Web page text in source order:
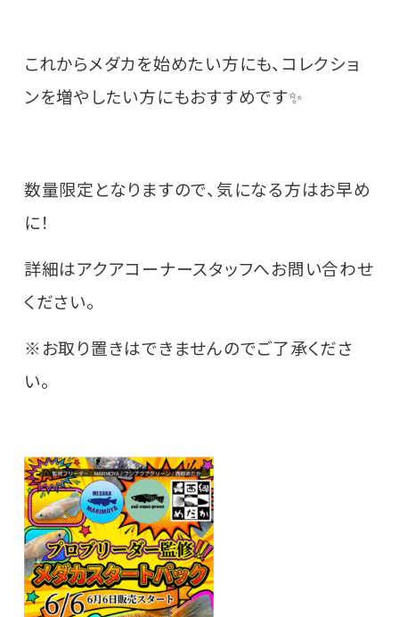
これからメダカを始めたい方にも、コレクショ
ンを増やしたい方にもおすすめです✨
数量限定となりますので、気になる方はお早め
に！
詳細はアクアコーナースタッフへお問い合わせ
ください。
※お取り置きはできませんのでご了承くださ
い。